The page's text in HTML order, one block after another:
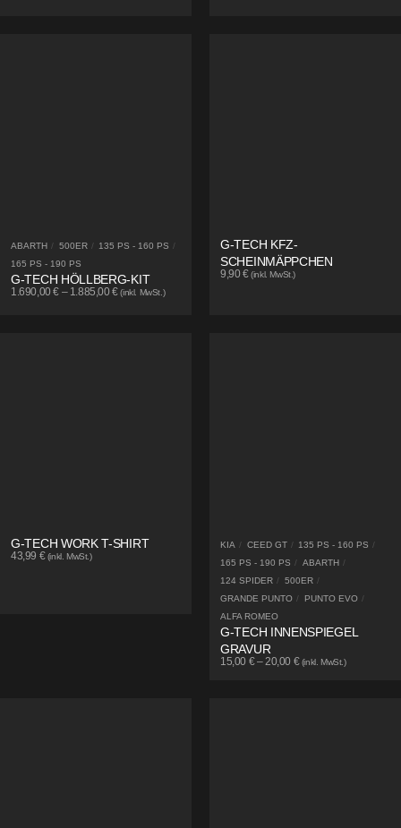
ABARTH / 500ER / 135 PS - 160 PS /
165 PS - 190 PS
G-TECH HÖLLBERG-KIT
1.690,00€ – 1.885,00€ (inkl. MwSt.)
G-TECH KFZ-
SCHEINMÄPPCHEN
9,90€ (inkl. MwSt.)
G-TECH WORK T-SHIRT
43,99 € (inkl. MwSt.)
KIA / CEED GT / 135 PS - 160 PS /
165 PS - 190 PS / ABARTH /
124 SPIDER / 500ER /
GRANDE PUNTO / PUNTO EVO /
ALFA ROMEO
G-TECH INNENSPIEGEL
GRAVUR
15,00 €– 20,00 € (inkl. MwSt.)